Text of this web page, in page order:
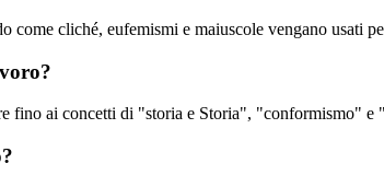
cliché, eufemismi e maiuscole vengano usati
fino ai concetti di "storia e Storia", "conformismo" e